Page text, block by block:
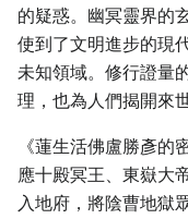
的疑惑。幽冥靈界的
使到了文明進步的現
未知領域。修行證量
理，也為人們揭開來
《蓮生活佛盧勝彥的
應十殿冥王、東嶽大
入地府，將陰曹地獄